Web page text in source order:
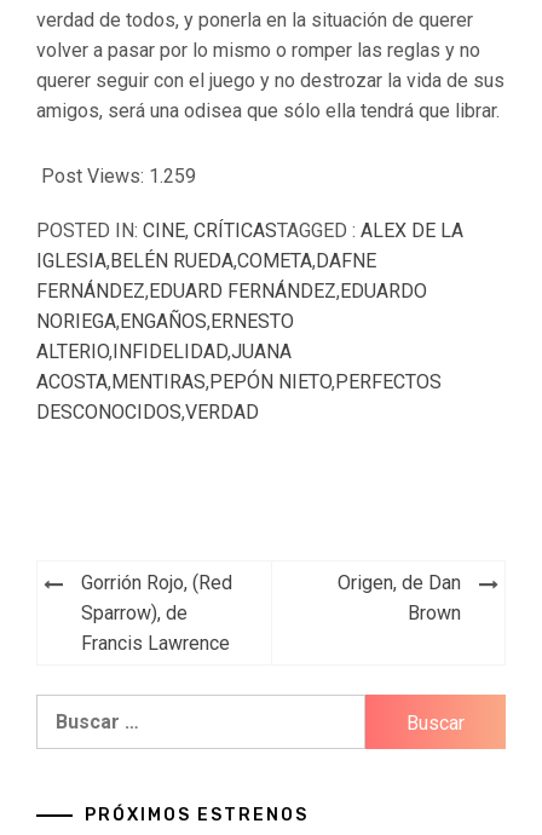
verdad de todos, y ponerla en la situación de querer
volver a pasar por lo mismo o romper las reglas y no
querer seguir con el juego y no destrozar la vida de sus
amigos, será una odisea que sólo ella tendrá que librar.
Post Views: 1.259
POSTED IN: CINE, CRÍTICASTAGGED : ALEX DE LA
IGLESIA,BELÉN RUEDA,COMETA,DAFNE
FERNÁNDEZ,EDUARD FERNÁNDEZ,EDUARDO
NORIEGA,ENGAÑOS,ERNESTO
ALTERIO,INFIDELIDAD,JUANA
ACOSTA,MENTIRAS,PEPÓN NIETO,PERFECTOS
DESCONOCIDOS,VERDAD
Navegación
entradas
Gorrión Rojo, (Red
Sparrow), de
Francis Lawrence
Origen, de Dan
Brown
PRÓXIMOS ESTRENOS